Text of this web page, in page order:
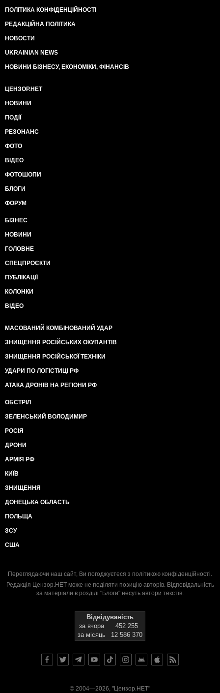
ПОЛІТИКА КОНФІДЕНЦІЙНОСТІ
РЕДАКЦІЙНА ПОЛІТИКА
НОВОСТИ
UKRAINIAN NEWS
НОВИНИ БІЗНЕСУ, ЕКОНОМІКИ, ФІНАНСІВ
ЦЕНЗОР.НЕТ
НОВИНИ
ПОДІЇ
РЕЗОНАНС
ФОТО
ВІДЕО
ФОТОШОПИ
БЛОГИ
ФОРУМ
БІЗНЕС
НОВИНИ
ГОЛОВНЕ
СПЕЦПРОЄКТИ
ПУБЛІКАЦІЇ
КОЛОНКИ
ВІДЕО
МАСОВАНИЙ КОМБІНОВАНИЙ УДАР
ЗНИЩЕННЯ РОСІЙСЬКИХ ОКУПАНТІВ
ЗНИЩЕННЯ РОСІЙСЬКОЇ ТЕХНІКИ
УДАРИ ПО ЛОГІСТИЦІ РФ
АТАКА ДРОНІВ НА РЕГІОНИ РФ
ОБСТРІЛ
ЗЕЛЕНСЬКИЙ ВОЛОДИМИР
РОСІЯ
ДРОНИ
АРМІЯ РФ
КИЇВ
ЗНИЩЕННЯ
ДОНЕЦЬКА ОБЛАСТЬ
ПОЛЬЩА
ЗСУ
США
Переглядаючи наш сайт, Ви погоджуєтеся з політикою конфіденційності.
Редакція Цензор.НЕТ може не поділяти позицію авторів. Відповідальність
за матеріали в розділі "Блоги" несуть автори текстів.
Відвідуваність
за вчора
452 255
за місяць
12 586 370
© 2004—2026, "Цензор.НЕТ"